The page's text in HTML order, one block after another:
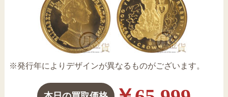
※発行年によりデザインが異なるものがございます。